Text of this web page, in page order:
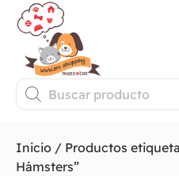
Inicio / Productos
Hámsters”